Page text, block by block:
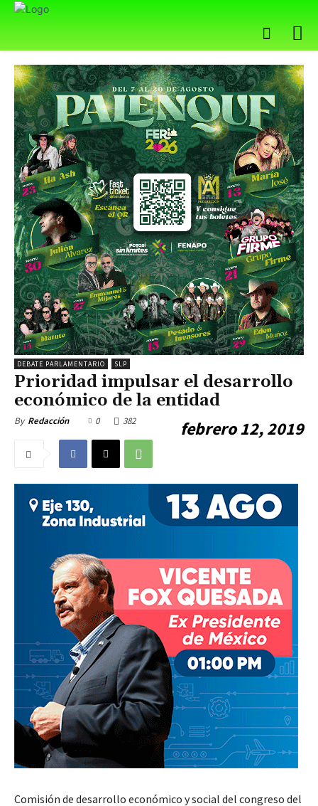
DEBATE PARLAMENTARIO SLP
Prioridad impulsar el desarrollo
económico de la entidad
By Redacción febrero 12, 2019
0 382
Comisión de desarrollo económico y social del congreso del